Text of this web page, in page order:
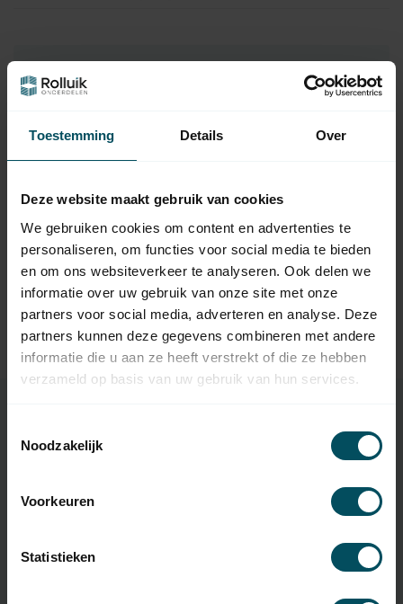
Toestemming Details Over
Deze website maakt gebruik van cookies
We gebruiken cookies om content en advertenties te
personaliseren, om functies voor social media te bieden
en om ons websiteverkeer te analyseren. Ook delen we
informatie over uw gebruik van onze site met onze
partners voor social media, adverteren en analyse. Deze
partners kunnen deze gegevens combineren met andere
informatie die u aan ze heeft verstrekt of die ze hebben
verzameld op basis van uw gebruik van hun services.
Noodzakelijk
Voorkeuren
Statistieken
Hulp nodig bij het maken van een
keuze?
Neem contact op met een van onze medewerkers
Gerelateerde producten
Hörmann sectionaaldeur
trekverenpakket, type 1 en 147,95
Specificaties